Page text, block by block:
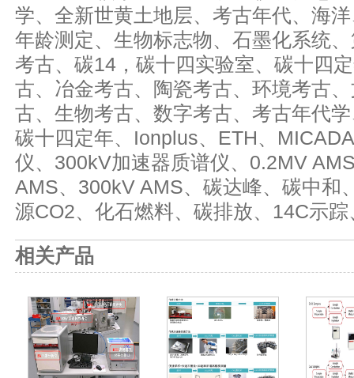
学、全新世黄土地层、考古年代、海
年龄测定、生物标志物、石墨化系统
考古、碳14，碳十四实验室、碳十四
古、冶金考古、陶瓷考古、环境考古
古、生物考古、数字考古、考古年代
碳十四定年、Ionplus、ETH、
仪、300kV加速器质谱仪、0.2MV
AMS、300kV AMS、 碳达峰、碳中和
源CO2、化石燃料、碳排放、14C示
相关产品